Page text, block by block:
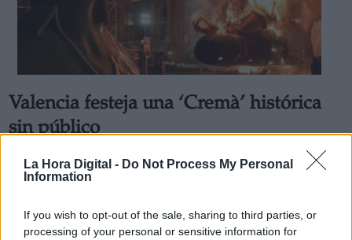
La Hora Digital - Do Not Process My Personal
Information
If you wish to opt-out of the sale, sharing to third parties, or
processing of your personal or sensitive information for
Valencia festeja una ‘Cremà’ histórica
sin público
Más artículos de este autor
martes, 17 de marzo de 2020